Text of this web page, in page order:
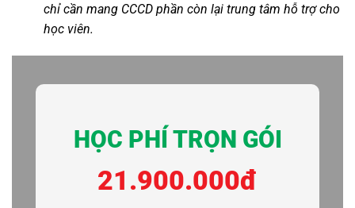
chỉ cần mang CCCD phần còn lại trung tâm hỗ trợ cho
học viên.
HỌC PHÍ TRỌN GÓI
21 .900.000đ